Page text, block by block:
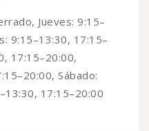
Jueves: 9:15–
9:15–13:30, 17:15–
17:15–20:00,
Sábado:
17:15–20:00